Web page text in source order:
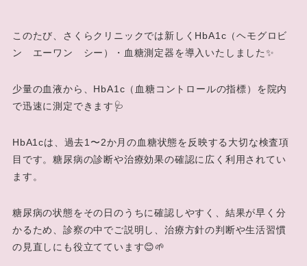
このたび、さくらクリニックでは新しくHbA1c（ヘモグロビ
ン エーワン シー）・血糖測定器を導入いたしました✨
少量の血液から、HbA1c（血糖コントロールの指標）を院内
で迅速に測定できます🩺
HbA1cは、過去1〜2か月の血糖状態を反映する大切な検査項
目です。糖尿病の診断や治療効果の確認に広く利用されてい
ます。
糖尿病の状態をその日のうちに確認しやすく、結果が早く分
かるため、診察の中でご説明し、治療方針の判断や生活習慣
の見直しにも役立てています😊🌱